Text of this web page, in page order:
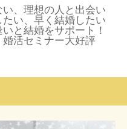
、理想の人と出会い
い、早く結婚したい
と結婚をサポート！
活セミナー大好評